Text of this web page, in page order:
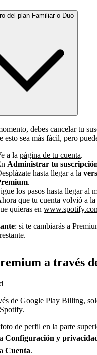
del plan Familiar o Duo
debes cancelar tu
esto sea más fácil, pero
a la página de tu cuenta.
Administrar tu suscripción
hasta llegar a la
.
los pasos hasta llegar al
que tu cuenta volvió a
quieras en
: si te cambiarás a
a través
de Google Play Billing,
de perfil en la parte
Configuración y
Cuenta.